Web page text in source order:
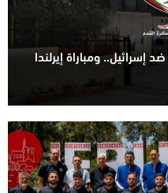
إسرائيل.. ومباراة إيرلندا